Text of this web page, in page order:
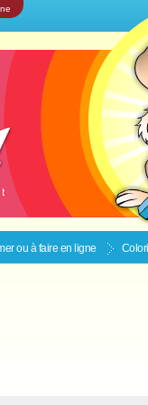
ou à faire en ligne